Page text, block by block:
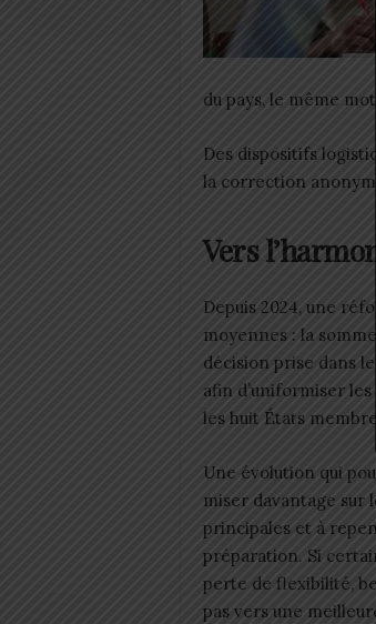
du pays, le même
Des dispositifs
la correction
Vers
Depuis 2024, une
moyennes : la
décision prise dans le
afin d’uniformiser
les huit États
Une évolution qui
miser davantage sur
principales et à
préparation. Si
perte de flexibilité,
pas vers une